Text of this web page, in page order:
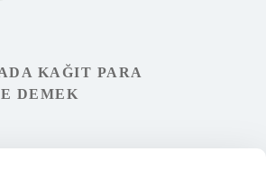
KAĞIT PARA
DEMEK